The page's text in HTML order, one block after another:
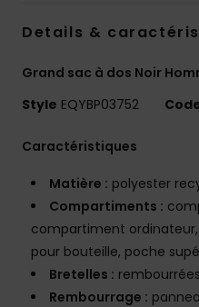
Details &
Grand sac à dos Noir
Style EQYBP03752
Caractéristiques
Matière : polyester
Compartiments :
compartiment
pour bouteille, poche
Bretelles :
Rembourrage :